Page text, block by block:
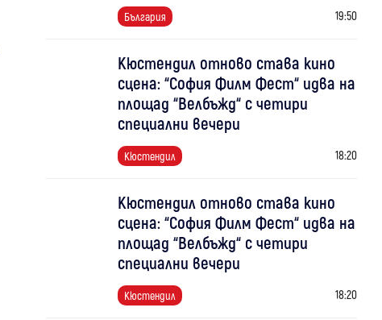
България 19:50
Кюстендил отново става кино
сцена: “София Филм Фест“ идва на
площад “Велбъжд“ с четири
специални вечери
Кюстендил 18:20
Кюстендил отново става кино
сцена: “София Филм Фест“ идва на
площад “Велбъжд“ с четири
специални вечери
Кюстендил 18:20